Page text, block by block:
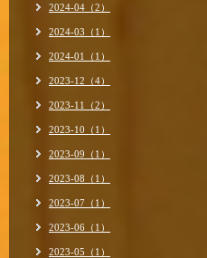
2024-04（2）
2024-03（1）
2024-01（1）
2023-12（4）
2023-11（2）
2023-10（1）
2023-09（1）
2023-08（1）
2023-07（1）
2023-06（1）
2023-05（1）